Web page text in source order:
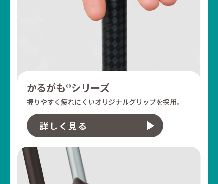
かるがも®シリーズ
握りやすく疲れにくいオリジナルグリップを採用。
詳しく見る